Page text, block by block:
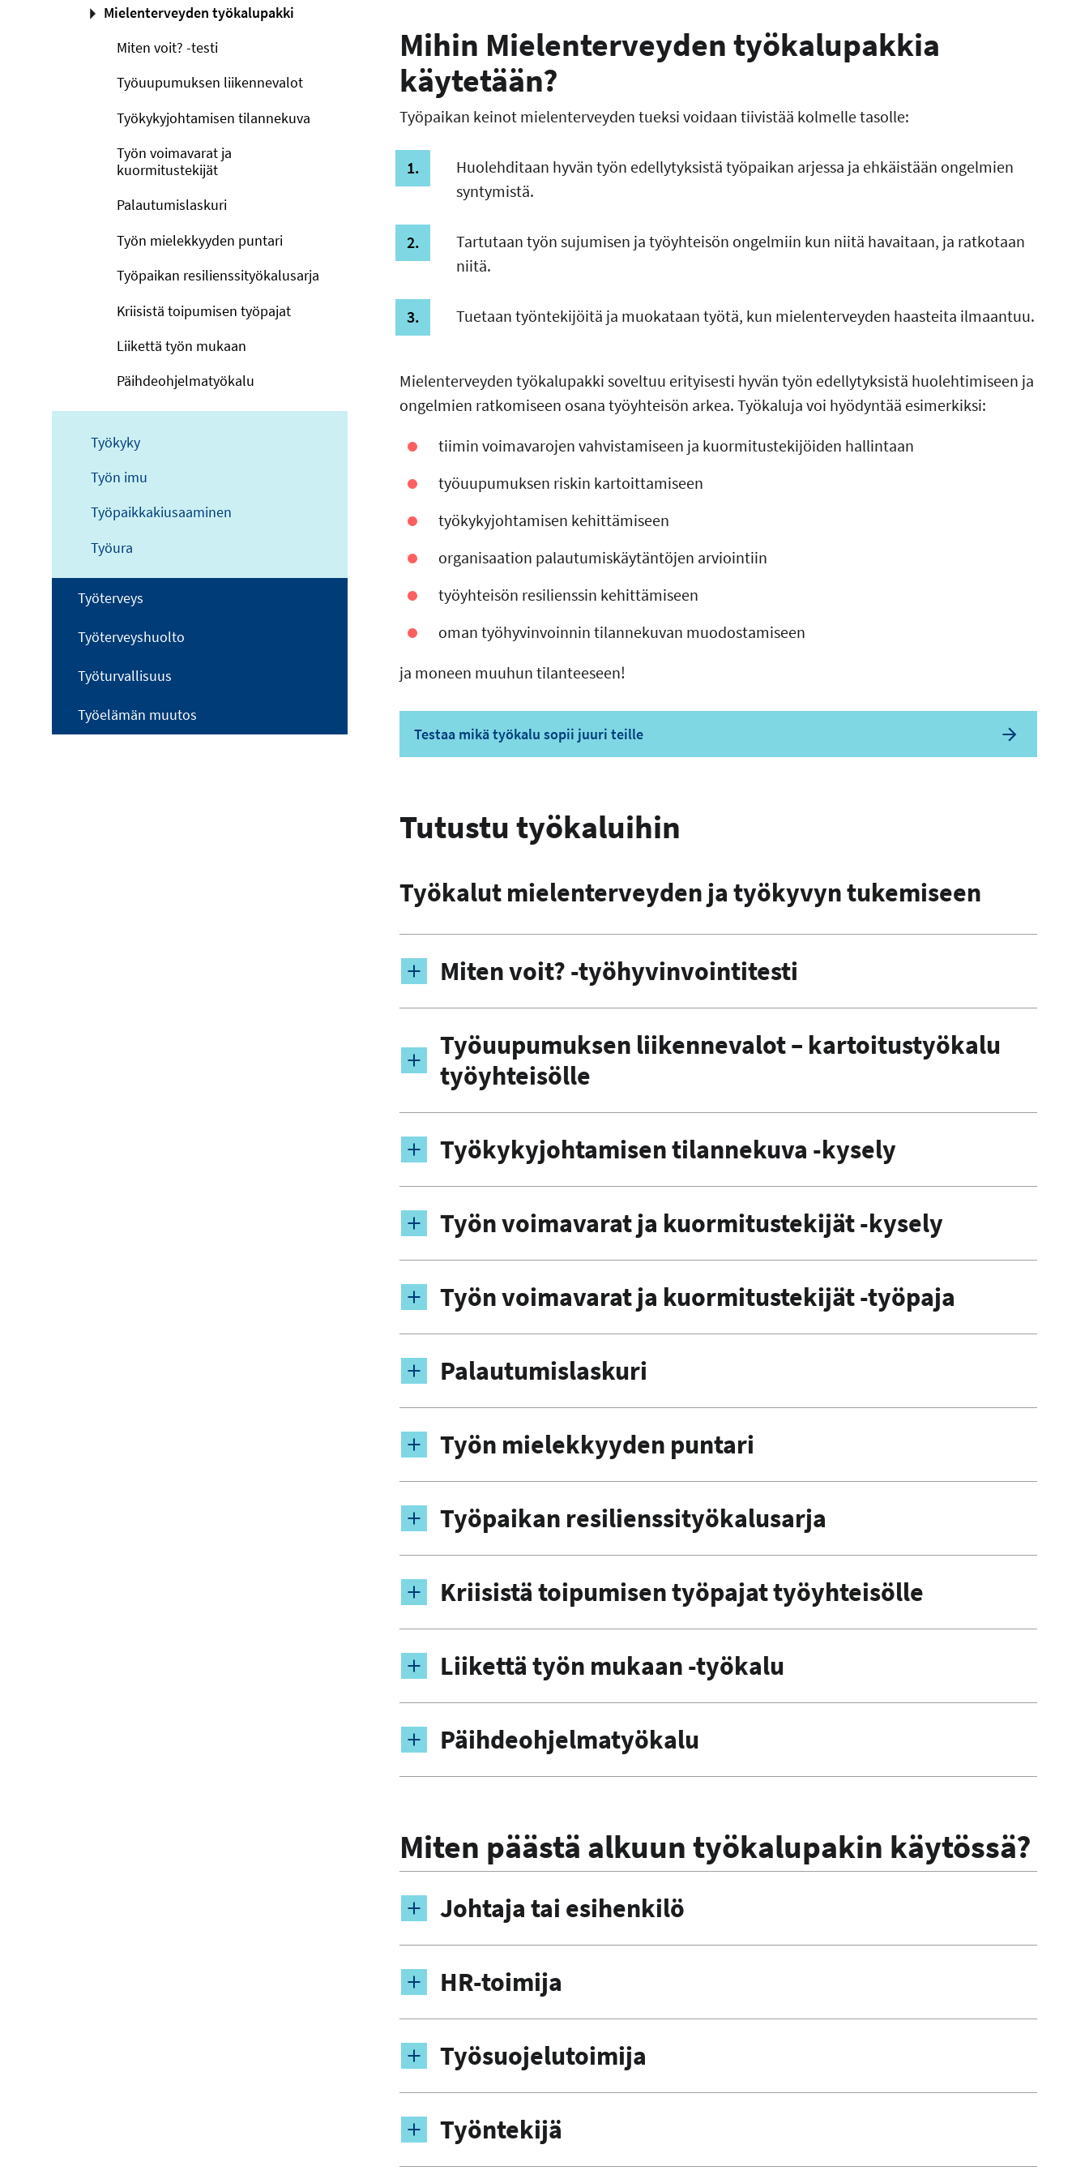
Mihin Mielenterveyden työkalupakkia
käytetään?
Työpaikan keinot mielenterveyden tueksi voidaan tiivistää kolmelle tasolle:
Huolehditaan hyvän työn edellytyksistä työpaikan arjessa ja ehkäistään ongelmien
syntymistä.
Tartutaan työn sujumisen ja työyhteisön ongelmiin kun niitä havaitaan, ja ratkotaan
niitä.
Tuetaan työntekijöitä ja muokataan työtä, kun mielenterveyden haasteita ilmaantuu.
Mielenterveyden työkalupakki soveltuu erityisesti hyvän työn edellytyksistä huolehtimiseen ja
ongelmien ratkomiseen osana työyhteisön arkea. Työkaluja voi hyödyntää esimerkiksi:
tiimin voimavarojen vahvistamiseen ja kuormitustekijöiden hallintaan
työuupumuksen riskin kartoittamiseen
työkykyjohtamisen kehittämiseen
organisaation palautumiskäytäntöjen arviointiin
työyhteisön resilienssin kehittämiseen
oman työhyvinvoinnin tilannekuvan muodostamiseen
ja moneen muuhun tilanteeseen!
Testaa mikä työkalu sopii juuri teille
Tutustu työkaluihin
Työkalut mielenterveyden ja työkyvyn tukemiseen
Miten voit? -työhyvinvointitesti
Työuupumuksen liikennevalot – kartoitustyökalu
työyhteisölle
Työkykyjohtamisen tilannekuva -kysely
Työn voimavarat ja kuormitustekijät -kysely
Työn voimavarat ja kuormitustekijät -työpaja
Palautumislaskuri
Työn mielekkyyden puntari
Työpaikan resilienssityökalusarja
Kriisistä toipumisen työpajat työyhteisölle
Liikettä työn mukaan -työkalu
Päihdeohjelmatyökalu
Miten päästä alkuun työkalupakin käytössä?
Johtaja tai esihenkilö
HR-toimija
Työsuojelutoimija
Työntekijä
Mielenterveyden työkalupakki
Miten voit? -testi
Työuupumuksen liikennevalot
Työkykyjohtamisen tilannekuva
Työn voimavarat ja
kuormitustekijät
Palautumislaskuri
Työn mielekkyyden puntari
Työpaikan resilienssityökalusarja
Kriisistä toipumisen työpajat
Liikettä työn mukaan
Päihdeohjelmatyökalu
Työkyky
Työn imu
Työpaikkakiusaaminen
Työura
Työterveys
Työterveyshuolto
Työturvallisuus
Työelämän muutos